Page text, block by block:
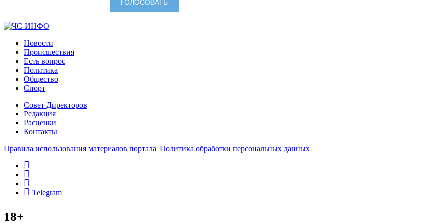
Новости
Происшествия
Есть вопрос
Политика
Общество
Спорт
Совет Директоров
Редакция
Расценки
Контакты
Правила использования материалов портала| Политика обработки персональных данных
Telegram
18+